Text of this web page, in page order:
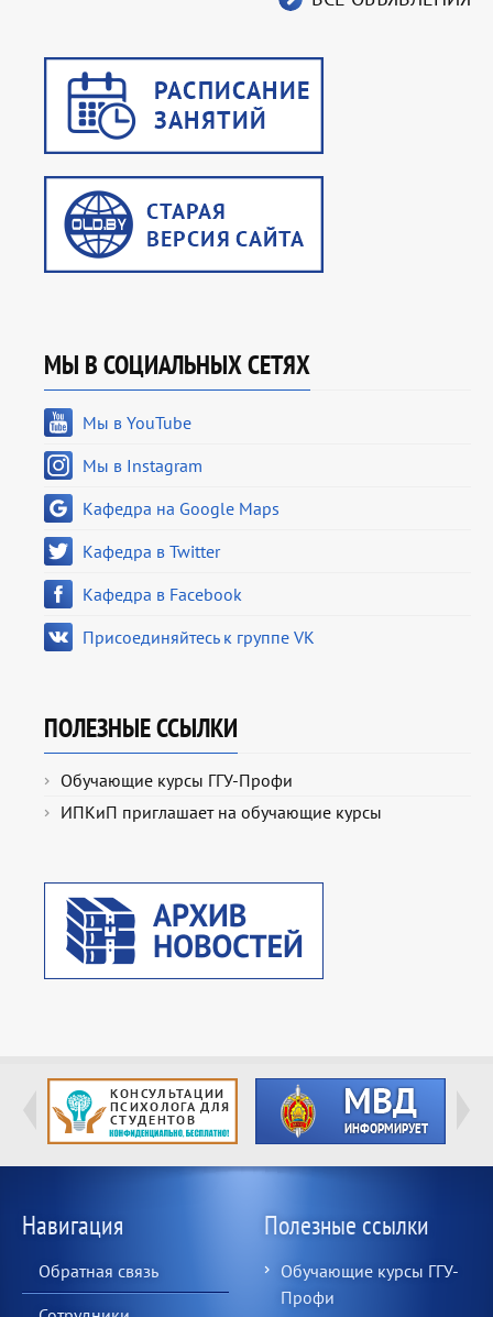
МЫ В СОЦИАЛЬНЫХ СЕТЯХ
Мы в YouTube
Мы в Instagram
Кафедра на Google Maps
Кафедра в Twitter
Кафедра в Facebook
Присоединяйтесь к группе VK
ПОЛЕЗНЫЕ ССЫЛКИ
Обучающие курсы ГГУ-Профи
ИПКиП приглашает на обучающие курсы
Навигация
Обратная связь
Полезные ссылки
Обучающие курсы ГГУ-
Профи